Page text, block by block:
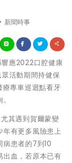
新聞時事
應2022口腔健康
活動期間持健保
療專車巡迴點看牙
其遇到賀爾蒙變
年有更多風險患上
病患者的7到10
出血，若原本已有